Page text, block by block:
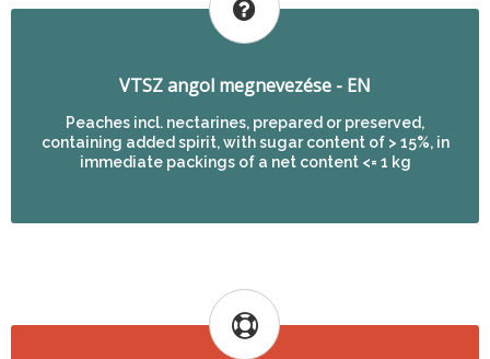
VTSZ angol megnevezése - EN
Peaches incl. nectarines, prepared or preserved,
containing added spirit, with sugar content of > 15%, in
immediate packings of a net content <= 1 kg